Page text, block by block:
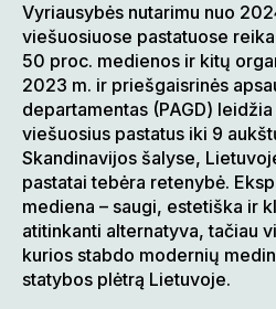
Vyriausybės nutarimu nuo
viešuosiuose pastatuose
50 proc. medienos ir kitų
2023 m. ir priešgaisrinės
departamentas (PAGD)
viešuosius pastatus iki 9
Skandinavijos šalyse,
pastatai tebėra retenybė.
mediena – saugi, estetiška ir
atitinkanti alternatyva, tačiau
kurios stabdo modernių
statybos plėtrą Lietuvoje.